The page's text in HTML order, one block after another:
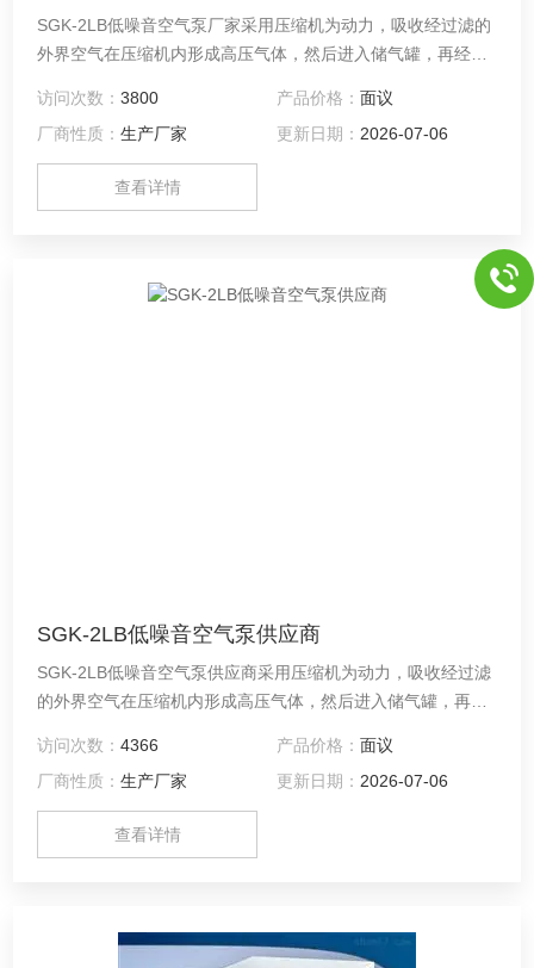
SGK-2LB低噪音空气泵厂家采用压缩机为动力，吸收经过滤的
外界空气在压缩机内形成高压气体，然后进入储气罐，再经过
色谱用的气源。
访问次数：3800 产品价格： 面议
厂商性质：生产厂家 更新日期： 2026-07-06
查看详情
SGK-2LB低噪音空气泵供应商
SGK-2LB低噪音空气泵供应商采用压缩机为动力，吸收经过滤
的外界空气在压缩机内形成高压气体，然后进入储气罐，再经
相色谱用的气源。
访问次数：4366 产品价格： 面议
厂商性质：生产厂家 更新日期： 2026-07-06
查看详情